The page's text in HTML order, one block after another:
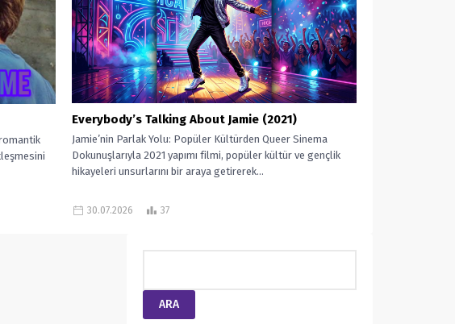
Everybody’s Talking About Jamie (2021)
Jamie’nin Parlak Yolu: Popüler Kültürden Queer Sinema
Dokunuşlarıyla 2021 yapımı filmi, popüler kültür ve gençlik
hikayeleri unsurlarını bir araya getirerek...
30.07.2026 37